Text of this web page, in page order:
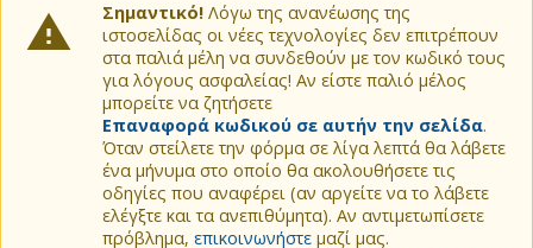
Σημαντικό! Λόγω της ανανέωσης της
ιστοσελίδας οι νέες τεχνολογίες δεν επιτρέπουν
στα παλιά μέλη να συνδεθούν με τον κωδικό τους
για λόγους ασφαλείας! Αν είστε παλιό μέλος
μπορείτε να ζητήσετε
Επαναφορά κωδικού σε αυτήν την σελίδα.
Όταν στείλετε την φόρμα σε λίγα λεπτά θα λάβετε
ένα μήνυμα στο οποίο θα ακολουθήσετε τις
οδηγίες που αναφέρει (αν αργείτε να το λάβετε
ελέγξτε και τα ανεπιθύμητα). Αν αντιμετωπίσετε
πρόβλημα, επικοινωνήστε μαζί μας.